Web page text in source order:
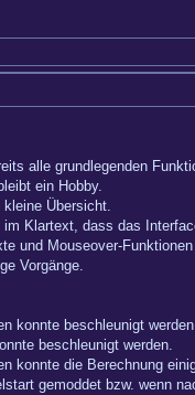
alle grundlegenden
ein Hobby.
Übersicht.
Klartext, dass das
und Mouseover-
Vorgänge.
konnte beschleunigt
beschleunigt werden.
konnte die Berechnung
gemoddet bzw. wenn